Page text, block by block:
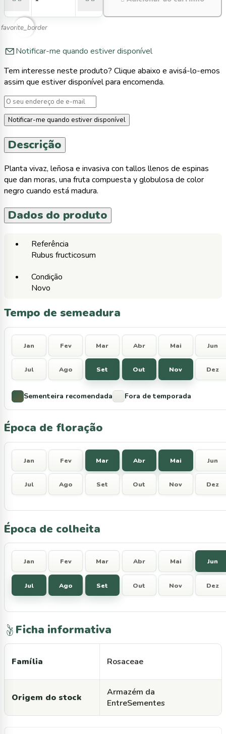
favorite_border
Notificar-me quando estiver disponível
Tem interesse neste produto? Clique abaixo e avisá-lo-emos
assim que estiver disponível para encomenda.
Notificar-me quando estiver disponível
Descrição
Planta vivaz, leñosa e invasiva con tallos llenos de espinas
que dan moras, una fruta compuesta y globulosa de color
negro cuando está madura.
Dados do produto
Referência
Rubus fructicosum
Condição
Novo
Tempo de semeadura
Jan Fev Mar Abr Mai Jun
Jul Ago Set Out Nov Dez
Sementeira recomendada Fora de temporada
Época de floração
Jan Fev Mar Abr Mai Jun
Jul Ago Set Out Nov Dez
Época de colheita
Jan Fev Mar Abr Mai Jun
Jul Ago Set Out Nov Dez
Ficha informativa
Família Rosaceae
Origem do stock
Armazém da
EntreSementes